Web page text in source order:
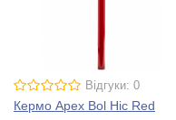
Відгуки: 0
Кермо Apex Bol Hic Red